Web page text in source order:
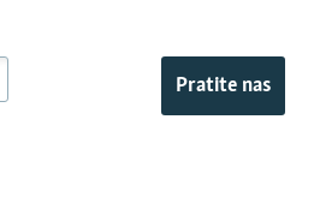
Pratite nas